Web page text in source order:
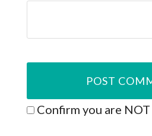
Confirm you are NOT